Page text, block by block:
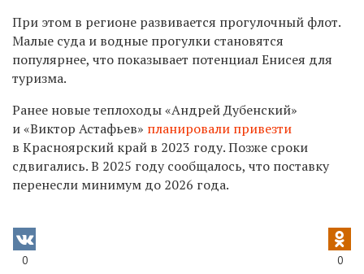
При этом в регионе развивается прогулочный флот.
Малые суда и водные прогулки становятся
популярнее, что показывает потенциал Енисея для
туризма.
Ранее новые теплоходы «Андрей Дубенский»
и «Виктор Астафьев» планировали привезти
в Красноярский край в 2023 году. Позже сроки
сдвигались. В 2025 году сообщалось, что поставку
перенесли минимум до 2026 года.
0 0